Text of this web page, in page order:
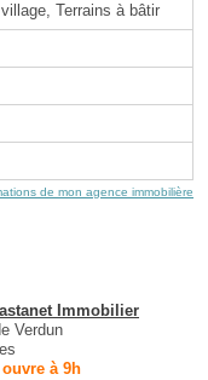
Terrains à bâtir
de mon agence immobilière
Immobilier
Verdun
ouvre à 9h